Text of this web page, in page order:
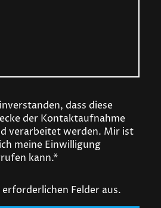
dass diese
der Kontaktaufnahme
verarbeitet werden. Mir ist
meine Einwilligung
kann.*
Felder aus.